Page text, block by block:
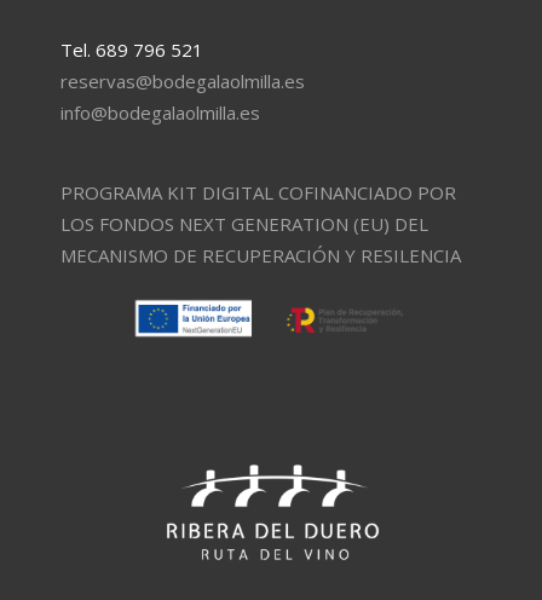
Tel. 689 796 521
reservas@bodegalaolmilla.es
info@bodegalaolmilla.es
PROGRAMA KIT DIGITAL COFINANCIADO POR
LOS FONDOS NEXT GENERATION (EU) DEL
MECANISMO DE RECUPERACIÓN Y RESILENCIA